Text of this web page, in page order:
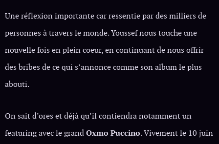
Une réflexion importante car ressentie par des milliers de
personnes à travers le monde. Youssef nous touche une
nouvelle fois en plein coeur, en continuant de nous offrir
des bribes de ce qui s’annonce comme son album le plus
abouti.
On sait d’ores et déjà qu’il contiendra notamment un
featuring avec le grandOxmo Puccino. Vivement le 10 juin